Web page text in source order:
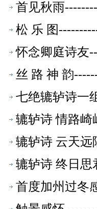
首见秋雨
松 乐 图
怀念卿庭诗友
丝 路 神 韵
七绝辘轳诗一
辘轳诗 情路崎
辘轳诗 云天远
辘轳诗 终日思
首度加州过冬